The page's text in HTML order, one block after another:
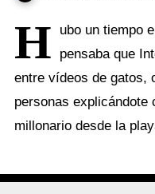
H
ubo un tiempo
pensaba que
entre vídeos de gatos,
personas explicándote
millonario desde la